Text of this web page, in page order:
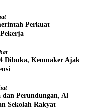
Perkuat
Dibuka, Kemnaker Ajak
dan Perundungan, Al
Sekolah Rakyat